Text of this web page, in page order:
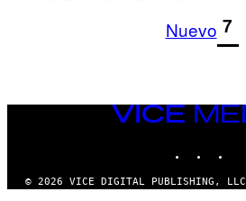
Nuevo 1
7
VICE
MEDIA
© 2026 VICE DIGITAL PUBLISHING, LLC